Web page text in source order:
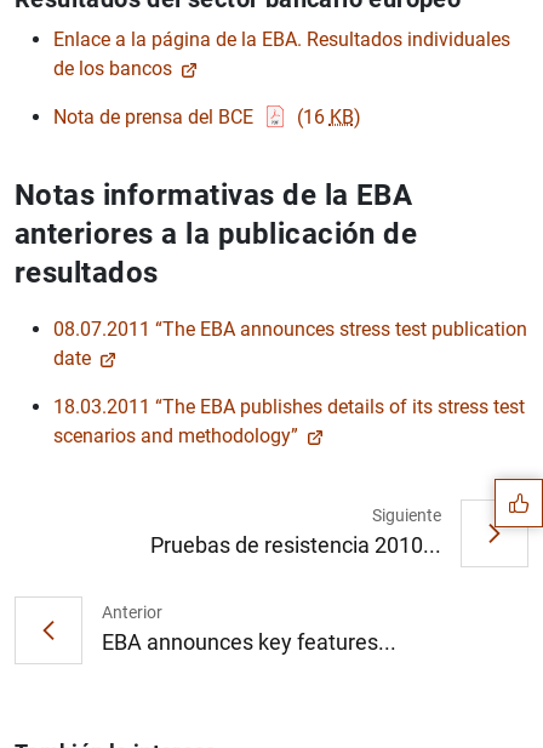
Enlace a la página de la EBA. Resultados individuales
de los bancos
Nota de prensa del BCE (16 KB)
Notas informativas de la EBA
anteriores a la publicación de
resultados
08.07.2011 “The EBA announces stress test publication
date
18.03.2011 “The EBA publishes details of its stress test
scenarios and methodology”
Anterior
EBA announces key features...
Siguiente
Pruebas de resistencia 2010...
Sugerencias